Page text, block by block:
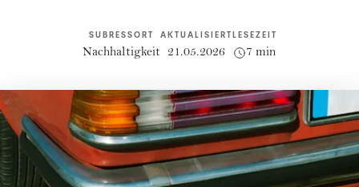
SUBRESSORT
Nachhaltigkeit
AKTUALISIERT
21.05.2026
LESEZEIT
7 min